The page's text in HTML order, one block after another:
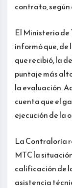
contrato,
El Ministerio de
informó que,
que recibió, la
puntaje más
la evaluación.
cuenta que el
ejecución de la
La Contraloría
MTC la
calificación de
asistencia